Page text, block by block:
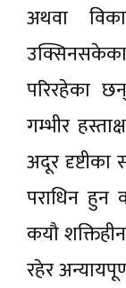
अथवा
उक्सिनसकेका
परिरहेका
गम्भीर
अदूर
पराधिन हुन
कयौ
रहेर